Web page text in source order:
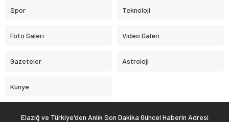
Spor Teknoloji
Foto Galeri Video Galeri
Gazeteler Astroloji
Künye
Elazığ ve Türkiye'den Anlık Son Dakika Güncel Haberin Adresi